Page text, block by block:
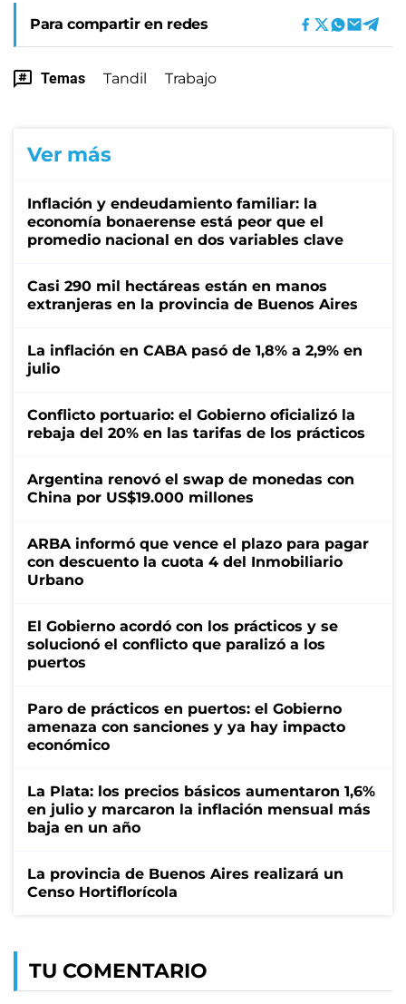
Para compartir en redes
Temas Tandil Trabajo
Ver más
Inflación y endeudamiento familiar: la
economía bonaerense está peor que el
promedio nacional en dos variables clave
Casi 290 mil hectáreas están en manos
extranjeras en la provincia de Buenos Aires
La inflación en CABA pasó de 1,8% a 2,9% en
julio
Conflicto portuario: el Gobierno oficializó la
rebaja del 20% en las tarifas de los prácticos
Argentina renovó el swap de monedas con
China por US$19.000 millones
ARBA informó que vence el plazo para pagar
con descuento la cuota 4 del Inmobiliario
Urbano
El Gobierno acordó con los prácticos y se
solucionó el conflicto que paralizó a los
puertos
Paro de prácticos en puertos: el Gobierno
amenaza con sanciones y ya hay impacto
económico
La Plata: los precios básicos aumentaron 1,6%
en julio y marcaron la inflación mensual más
baja en un año
La provincia de Buenos Aires realizará un
Censo Hortiflorícola
TU COMENTARIO